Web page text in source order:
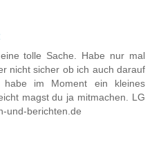
tolle Sache. Habe nur mal
nicht sicher ob ich auch darauf
habe im Moment ein kleines
magst du ja mitmachen. LG
und-berichten.de